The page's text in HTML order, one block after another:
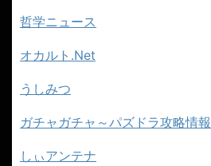
哲学ニュース
オカルト.Net
うしみつ
ガチャガチャ～パズドラ攻略情
しぃアンテナ